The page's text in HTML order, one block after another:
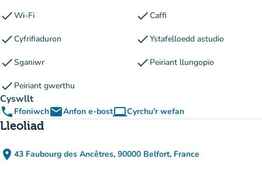
checkWi-Fi checkCaffi
checkCyfrifiaduron checkYstafelloedd astudio
checkSganiwr check Peiriant llungopïo
check Peiriant gwerthu
Cyswllt
phone FfoniwchemailAnfon e-bostcomputerCyrchu'r wefan
(tab newydd)
Lleoliad
place 43 Faubourg des Ancêtres, 90000 Belfort, France
(agor yn Google Maps)
(tab newydd)